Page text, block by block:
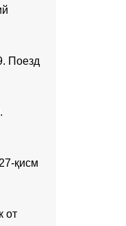
Поезд
қисм
от